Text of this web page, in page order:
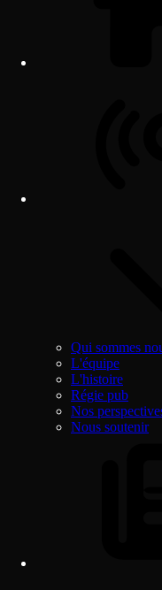
Qui sommes
L'équipe
L'histoire
Régie pub
Nos
Nous soutenir